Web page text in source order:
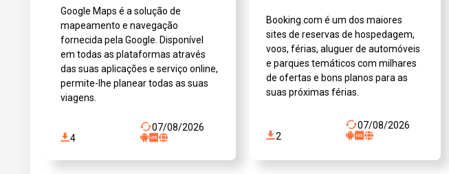
Google Maps é a solução de
mapeamento e navegação
fornecida pela Google. Disponível
em todas as plataformas através
das suas aplicações e serviço online,
permite-lhe planear todas as suas
viagens.
07/08/2026
4
Booking.com é um dos maiores
sites de reservas de hospedagem,
voos, férias, aluguer de automóveis
e parques temáticos com milhares
de ofertas e bons planos para as
suas próximas férias.
07/08/2026
2